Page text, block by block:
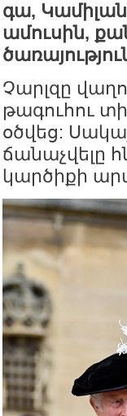
գա,
ամուսին,
Չարլզը
թագուհու
օծվեց:
ճանաչվելը
կարծիքի